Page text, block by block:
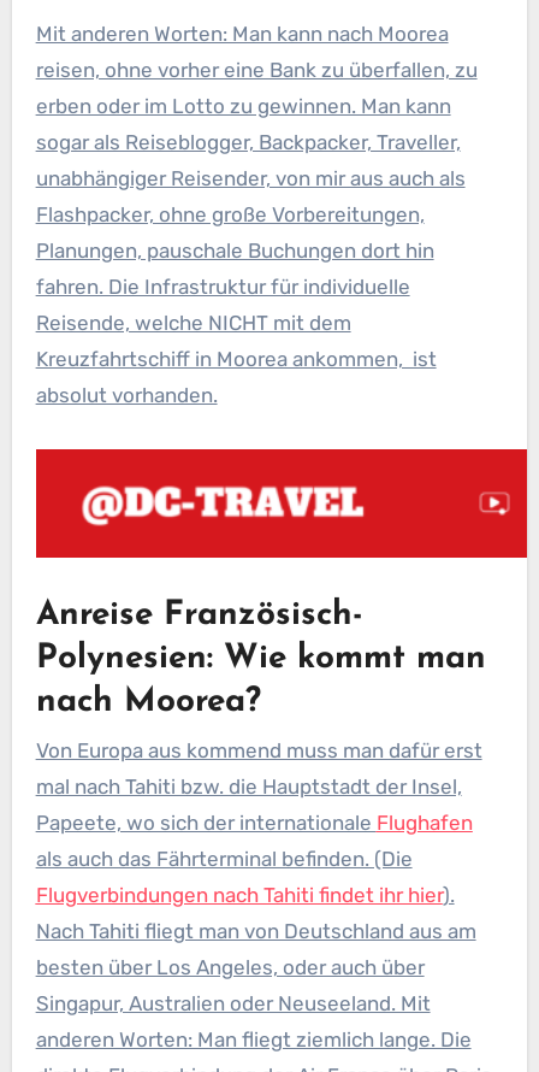
Mit anderen Worten: Man kann nach Moorea
reisen, ohne vorher eine Bank zu überfallen, zu
erben oder im Lotto zu gewinnen. Man kann
sogar als Reiseblogger, Backpacker, Traveller,
unabhängiger Reisender, von mir aus auch als
Flashpacker, ohne große Vorbereitungen,
Planungen, pauschale Buchungen dort hin
fahren. Die Infrastruktur für individuelle
Reisende, welche NICHT mit dem
Kreuzfahrtschiff in Moorea ankommen, ist
absolut vorhanden.
Anreise Französisch-
Polynesien: Wie kommt man
nach Moorea?
Von Europa aus kommend muss man dafür erst
mal nach Tahiti bzw. die Hauptstadt der Insel,
Papeete, wo sich der internationale Flughafen
als auch das Fährterminal befinden. (Die
Flugverbindungen nach Tahiti findet ihr hier).
Nach Tahiti fliegt man von Deutschland aus am
besten über Los Angeles, oder auch über
Singapur, Australien oder Neuseeland. Mit
anderen Worten: Man fliegt ziemlich lange. Die